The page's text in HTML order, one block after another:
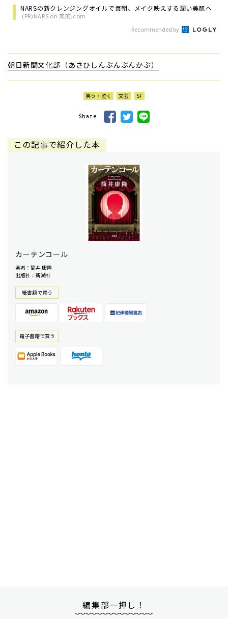
NARSの新クレンジングオイルで毎朝、メイク映えする潤い美肌へ
(PR)NARS on 美的.com
Recommended by
朝日新聞文化部（あさひしんぶんぶんかぶ）
笑う・泣く 文芸 SF
Share
この記事で紹介した本
カーテンコール
著者：筒井 康隆
出版社：新潮社
紙書籍で買う
電⼦書籍で買う
編集部一押し！